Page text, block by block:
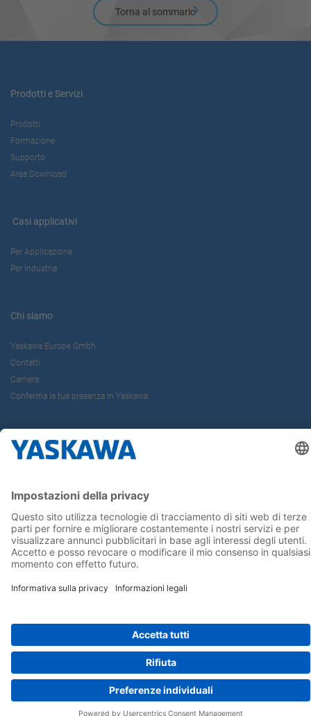
Torna al sommario
Prodotti e Servizi
Prodotti
Formazione
Supporto
Area Download
Casi applicativi
Per Applicazione
Per Industria
Chi siamo
Yaskawa Europe Gmbh
Contatti
Carriera
Conferma la tua presenza in Yaskawa
Home Termini e Condizioni Imprint
Privacy